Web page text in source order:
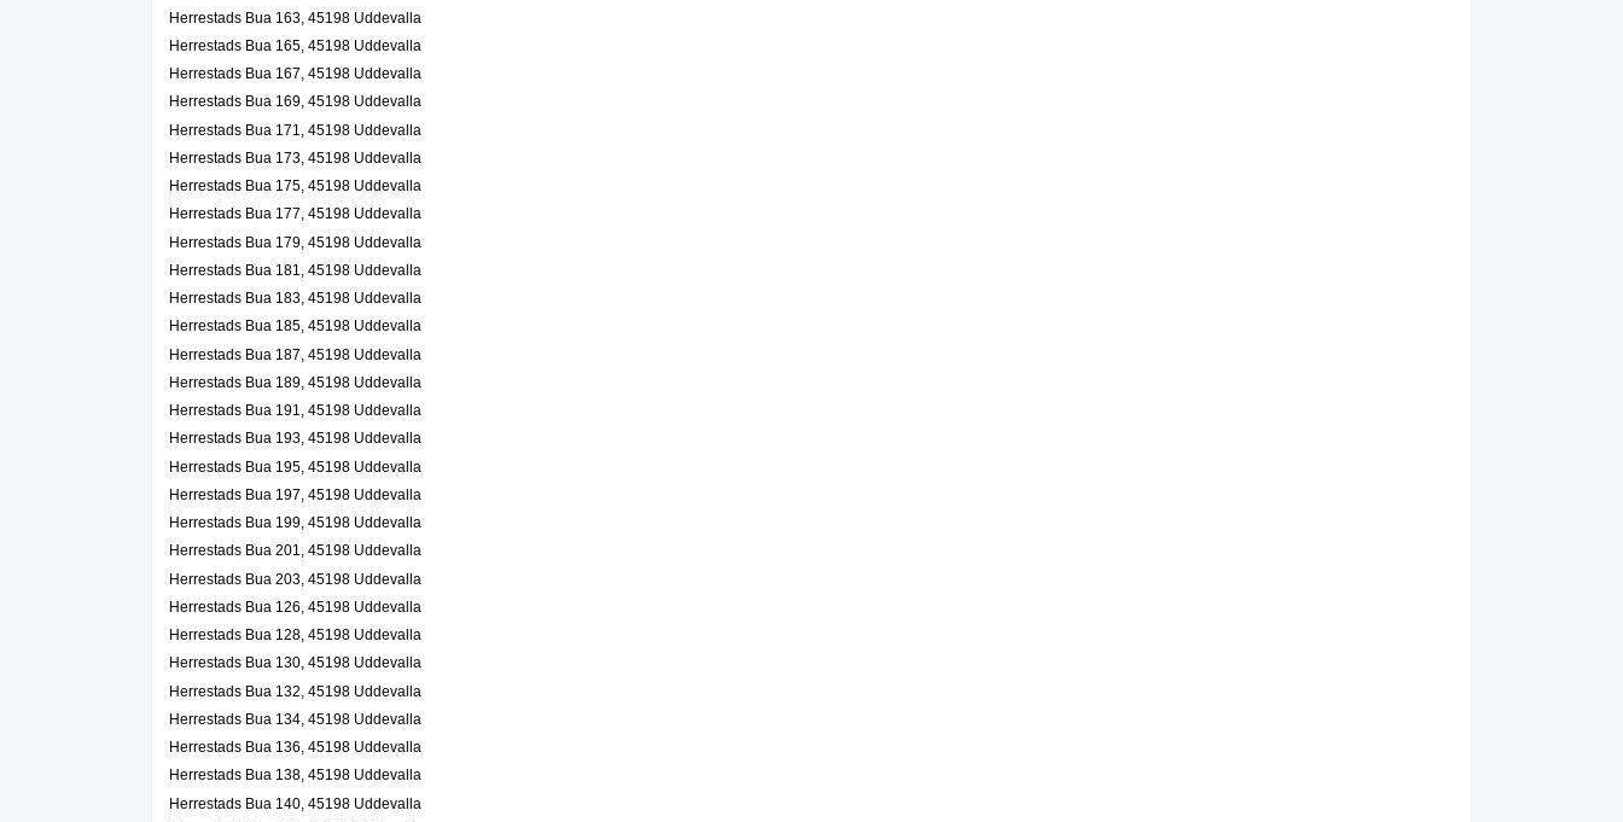
Herrestads Bua 163, 45198 Uddevalla
Herrestads Bua 165, 45198 Uddevalla
Herrestads Bua 167, 45198 Uddevalla
Herrestads Bua 169, 45198 Uddevalla
Herrestads Bua 171, 45198 Uddevalla
Herrestads Bua 173, 45198 Uddevalla
Herrestads Bua 175, 45198 Uddevalla
Herrestads Bua 177, 45198 Uddevalla
Herrestads Bua 179, 45198 Uddevalla
Herrestads Bua 181, 45198 Uddevalla
Herrestads Bua 183, 45198 Uddevalla
Herrestads Bua 185, 45198 Uddevalla
Herrestads Bua 187, 45198 Uddevalla
Herrestads Bua 189, 45198 Uddevalla
Herrestads Bua 191, 45198 Uddevalla
Herrestads Bua 193, 45198 Uddevalla
Herrestads Bua 195, 45198 Uddevalla
Herrestads Bua 197, 45198 Uddevalla
Herrestads Bua 199, 45198 Uddevalla
Herrestads Bua 201, 45198 Uddevalla
Herrestads Bua 203, 45198 Uddevalla
Herrestads Bua 126, 45198 Uddevalla
Herrestads Bua 128, 45198 Uddevalla
Herrestads Bua 130, 45198 Uddevalla
Herrestads Bua 132, 45198 Uddevalla
Herrestads Bua 134, 45198 Uddevalla
Herrestads Bua 136, 45198 Uddevalla
Herrestads Bua 138, 45198 Uddevalla
Herrestads Bua 140, 45198 Uddevalla